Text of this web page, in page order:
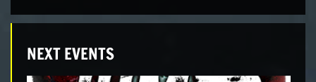
NEXT EVENTS